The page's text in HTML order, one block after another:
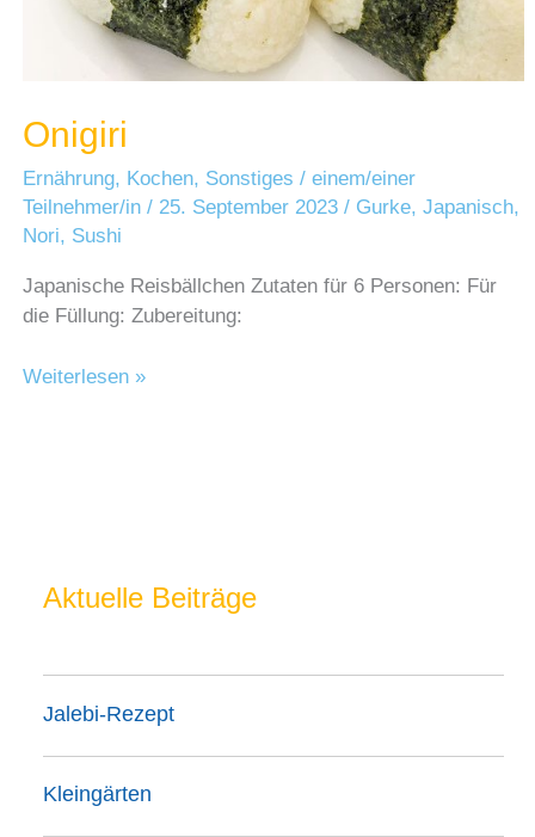
Onigiri
Ernährung, Kochen, Sonstiges /einem/einer
Teilnehmer/in/ 25. September 2023/ Gurke,Japanisch,
Nori, Sushi
Japanische Reisbällchen Zutaten für 6 Personen: Für
die Füllung: Zubereitung:
Onigiri
Weiterlesen »
Aktuelle Beiträge
Jalebi-Rezept
Kleingärten